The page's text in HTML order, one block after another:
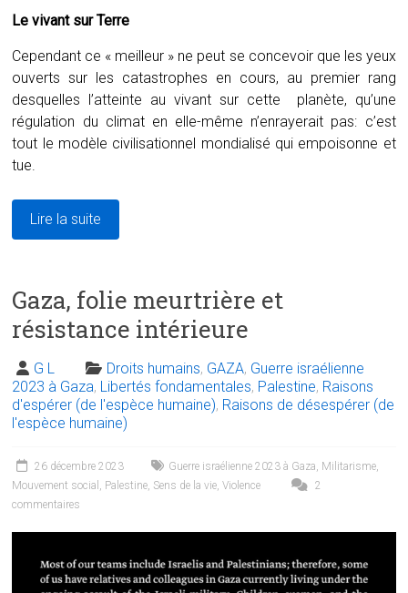
Le vivant sur Terre
Cependant ce « meilleur » ne peut se concevoir que les yeux
ouverts sur les catastrophes en cours, au premier rang
desquelles l’atteinte au vivant sur cette planète, qu’une
régulation du climat en elle-même n’enrayerait pas: c’est
tout le modèle civilisationnel mondialisé qui empoisonne et
tue.
Lire la suite
Gaza, folie meurtrière et
résistance intérieure
G L Droits humains, GAZA, Guerre israélienne
2023 à Gaza, Libertés fondamentales, Palestine, Raisons
d'espérer (de l'espèce humaine), Raisons de désespérer (de
l'espèce humaine)
26 décembre 2023 Guerre israélienne 2023 à Gaza, Militarisme,
Mouvement social , Palestine, Sens de la vie,Violence
2
commentaires